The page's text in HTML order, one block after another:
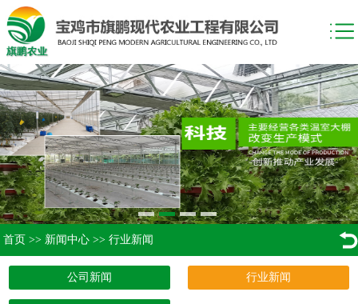
首页 >> 新闻中心 >> 行业新闻
公司新闻 行业新闻